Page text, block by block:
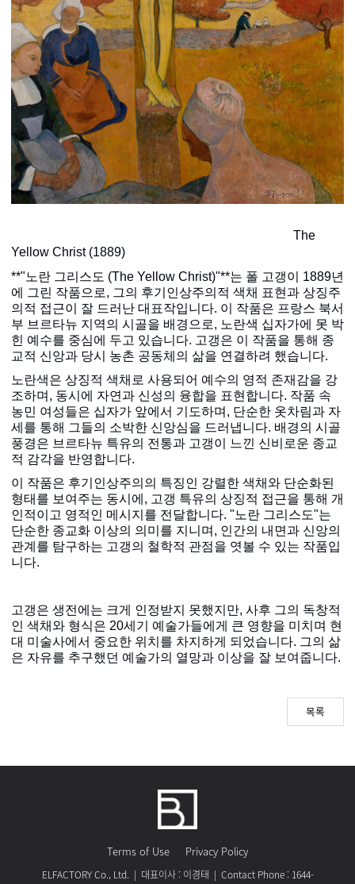
The
Yellow Christ (1889)
**"노란 그리스도 (The Yellow Christ)"**는 폴 고갱이 1889년
에 그린 작품으로, 그의 후기인상주의적 색채 표현과 상징주
의적 접근이 잘 드러난 대표작입니다. 이 작품은 프랑스 북서
부 브르타뉴 지역의 시골을 배경으로, 노란색 십자가에 못 박
힌 예수를 중심에 두고 있습니다. 고갱은 이 작품을 통해 종
교적 신앙과 당시 농촌 공동체의 삶을 연결하려 했습니다.
노란색은 상징적 색채로 사용되어 예수의 영적 존재감을 강
조하며 , 동시에 자연과 신성의 융합을 표현합니다. 작품 속
농민 여성들은 십자가 앞에서 기도하며 , 단순한 옷차림과 자
세를 통해 그들의 소박한 신앙심을 드러냅니다. 배경의 시골
풍경은 브르타뉴 특유의 전통과 고갱이 느낀 신비로운 종교
적 감각을 반영합니다.
이 작품은 후기인상주의의 특징인 강렬한 색채와 단순화된
형태를 보여주는 동시에 , 고갱 특유의 상징적 접근을 통해 개
인적이고 영적인 메시지를 전달합니다. "노란 그리스도"는
단순한 종교화 이상의 의미를 지니며 , 인간의 내면과 신앙의
관계를 탐구하는 고갱의 철학적 관점을 엿볼 수 있는 작품입
니다.
고갱은 생전에는 크게 인정받지 못했지만, 사후 그의 독창적
인 색채와 형식은 20세기 예술가들에게 큰 영향을 미치며 현
대 미술사에서 중요한 위치를 차지하게 되었습니다. 그의 삶
은 자유를 추구했던 예술가의 열망과 이상을 잘 보여줍니다.
목록
Terms of Use Privacy Policy
ELFACTORY Co., Ltd. | 대표이사 : 이경태 | Contact Phone : 1644-